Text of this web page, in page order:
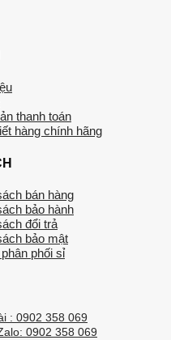
thanh toán
hàng chính hãng
bán hàng
bảo hành
đổi trả
bảo mật
phối sỉ
: 0902 358 069
0902 358 069